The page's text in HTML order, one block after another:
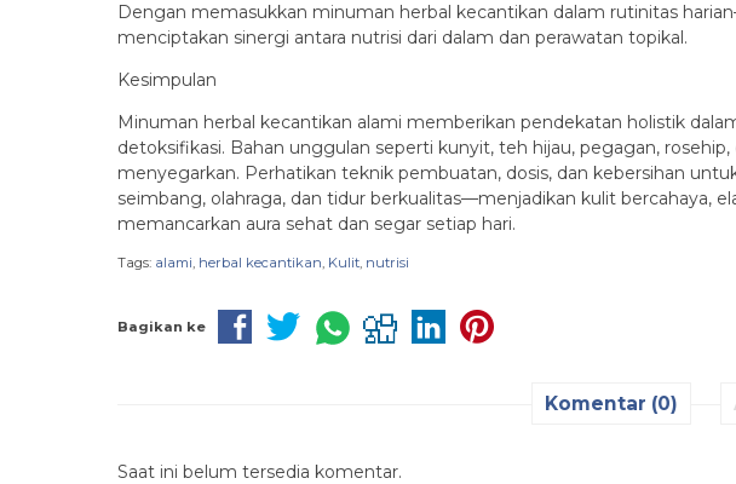
Dengan memasukkan minuman herbal kecantikan dalam rutinitas
menciptakan sinergi antara nutrisi dari dalam dan perawatan topikal.
Kesimpulan
Minuman herbal kecantikan alami memberikan pendekatan holistik
detoksifikasi. Bahan unggulan seperti kunyit, teh hijau, pegagan,
menyegarkan. Perhatikan teknik pembuatan, dosis, dan kebersihan
seimbang, olahraga, dan tidur berkualitas—menjadikan kulit bercahaya,
memancarkan aura sehat dan segar setiap hari.
Tags: alami, herbal kecantikan, Kulit, nutrisi
Bagikan ke
Komentar (0)
Saat ini belum tersedia komentar.